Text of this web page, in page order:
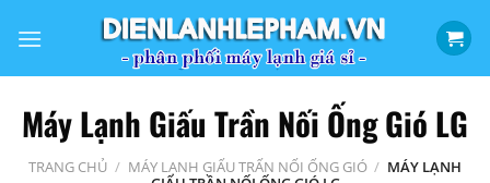
qua
Máy Lạnh Giấu Trần Nối Ống Gió LG
TRANG CHỦ / MÁY LẠNH GIẤU TRẤN NỐI ỐNG GIÓ / MÁY LẠNH